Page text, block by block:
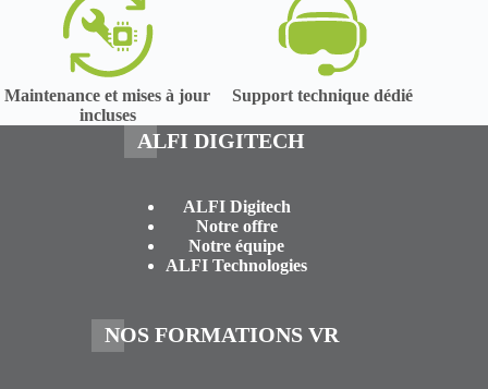
Maintenance et mises à jour
incluses
Support technique dédié
ALFI DIGITECH
ALFI Digitech
Notre offre
Notre équipe
ALFI Technologies
NOS FORMATIONS VR